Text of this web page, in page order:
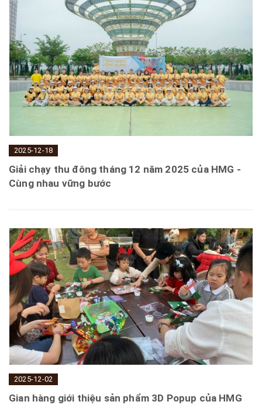
2025-12-18
Giải chạy thu đông tháng 12 năm 2025 của HMG -
Cùng nhau vững bước
2025-12-02
Gian hàng giới thiệu sản phẩm 3D Popup của HMG